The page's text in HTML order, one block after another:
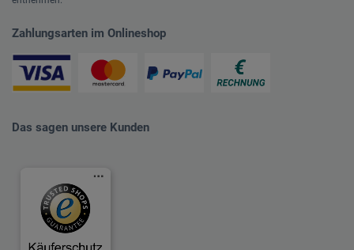
Zahlungsarten im Onlineshop
Das sagen unsere Kunden